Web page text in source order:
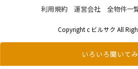
いろいろ聞いて
利用規約 運営会社 全物件一
Copyright c ビルサク All